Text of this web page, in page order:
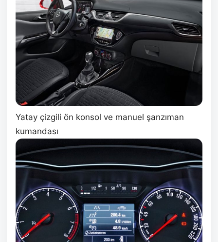
Yatay çizgili ön konsol ve manuel şanzıman
kumandası